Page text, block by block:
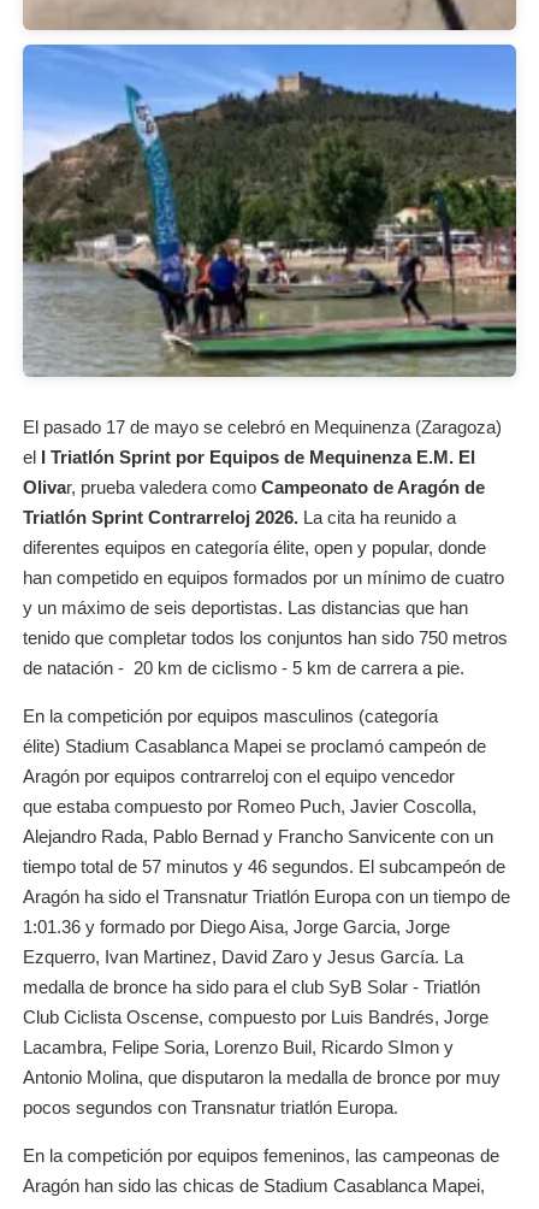
El pasado 17 de mayo se celebró en Mequinenza (Zaragoza)
el I Triatlón Sprint por Equipos de Mequinenza E.M. El
Olivar, prueba valedera comoCampeonato de Aragón de
Triatlón Sprint Contrarreloj 2026. La cita ha reunido a
diferentes equipos en categoría élite, open y popular, donde
han competido en equipos formados por un mínimo de cuatro
y un máximo de seis deportistas. Las distancias que han
tenido que completar todos los conjuntos han sido 750 metros
de natación - 20 km de ciclismo - 5 km de carrera a pie.
En la competición por equipos masculinos (categoría
élite) Stadium Casablanca Mapei se proclamó campeón de
Aragón por equipos contrarreloj con el equipo vencedor
que estaba compuesto por Romeo Puch, Javier Coscolla,
Alejandro Rada, Pablo Bernad y Francho Sanvicente con un
tiempo total de 57 minutos y 46 segundos. El subcampeón de
Aragón ha sido el Transnatur Triatlón Europa con un tiempo de
1:01.36 y formado por Diego Aisa, Jorge Garcia, Jorge
Ezquerro, Ivan Martinez, David Zaro y Jesus García. La
medalla de bronce ha sido para el club SyB Solar - Triatlón
Club Ciclista Oscense, compuesto por Luis Bandrés, Jorge
Lacambra, Felipe Soria, Lorenzo Buil, Ricardo SImon y
Antonio Molina, que disputaron la medalla de bronce por muy
pocos segundos con Transnatur triatlón Europa.
En la competición por equipos femeninos, las campeonas de
Aragón han sido las chicas de Stadium Casablanca Mapei,